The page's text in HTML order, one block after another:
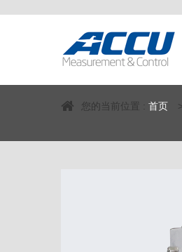
您的当前位置 : 首页 >